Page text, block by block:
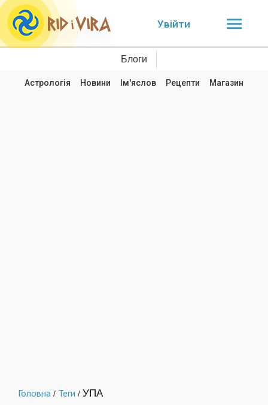
Увійти
Блоги
Астрологія Новини Ім'яслов Рецепти Магазин
Головна / Теги / УПА